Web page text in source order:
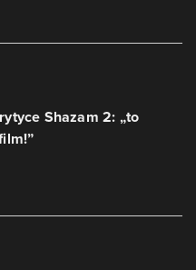
Shazam 2: „to